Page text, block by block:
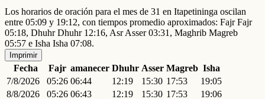
Los horarios de oración para el mes de 31 en Itapetininga oscilan
entre 05:09 y 19:12, con tiempos promedio aproximados: Fajr Fajr
05:18, Dhuhr Dhuhr 12:16, Asr Asser 03:31, Maghrib Magreb
05:57 e Isha Isha 07:08.
Imprimir
Fecha Fajr amanecer Dhuhr Asser Magreb Isha
7/8/2026
05:26 06:44 12:19 15:30 17:53
19:05
8/8/2026
05:26 06:43 12:19 15:30 17:53
19:06